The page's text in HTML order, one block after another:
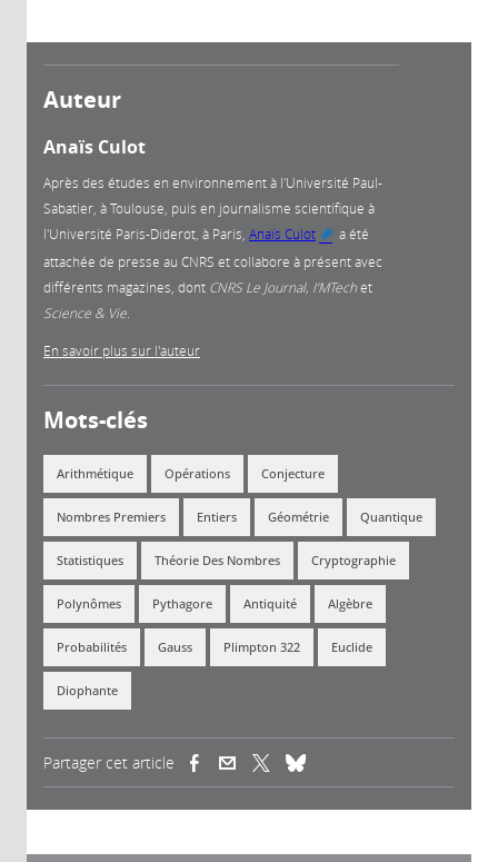
Auteur
Anaïs Culot
Après des études en environnement à l'Université Paul-
Sabatier, à Toulouse, puis en journalisme scientifique à
l'Université Paris-Diderot, à Paris, Anaïs Culot
(link is
external)
a été
attachée de presse au CNRS et collabore à présent avec
différents magazines, dont CNRS Le Journal, I'MTechet
Science & Vie.
En savoir plus sur l'auteur
Mots-clés
Arithmétique Opérations Conjecture
Nombres Premiers Entiers Géométrie Quantique
Statistiques Théorie Des Nombres Cryptographie
Polynômes Pythagore Antiquité Algèbre
Probabilités Gauss Plimpton 322 Euclide
Diophante
Partager cet article (link is external)(link is external)